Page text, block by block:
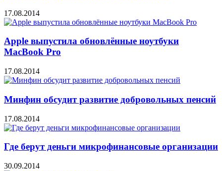
17.08.2014
Apple выпустила обновлённые ноутбуки
MacBook Pro
17.08.2014
Минфин обсудит развитие добровольных пенсий
17.08.2014
Где берут деньги микрофинансовые организации
30.09.2014